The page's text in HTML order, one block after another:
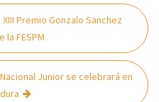
Premio Gonzalo Sanchez
la FESPM
Junior se celebrará en